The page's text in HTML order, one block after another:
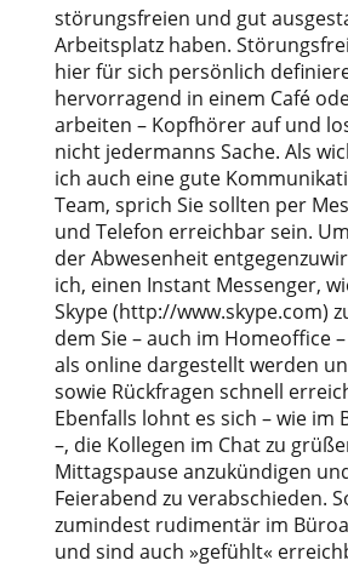
störungsfreien und gut
Arbeitsplatz haben.
hier für sich persönlich
hervorragend in einem Café
arbeiten – Kopfhörer auf und
nicht jedermanns Sache. Als
ich auch eine gute
Team, sprich Sie sollten per
und Telefon erreichbar sein.
der Abwesenheit
ich, einen Instant Messenger,
Skype (http://www.skype.com)
dem Sie – auch im Homeoffice
als online dargestellt werden
sowie Rückfragen schnell
Ebenfalls lohnt es sich – wie im
–, die Kollegen im Chat zu
Mittagspause anzukündigen
Feierabend zu verabschieden.
zumindest rudimentär im
und sind auch »gefühlt«